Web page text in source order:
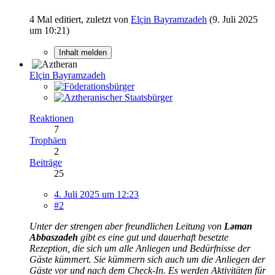
4 Mal editiert, zuletzt von Elçin Bayramzadeh (9. Juli 2025
um 10:21)
Inhalt melden
Elçin Bayramzadeh
Reaktionen
7
Trophäen
2
Beiträge
25
4. Juli 2025 um 12:23
#2
Unter der strengen aber freundlichen Leitung von Ləman
Abbaszadeh gibt es eine gut und dauerhaft besetzte
Rezeption, die sich um alle Anliegen und Bedürfnisse der
Gäste kümmert. Sie kümmern sich auch um die Anliegen der
Gäste vor und nach dem Check-In. Es werden Aktivitäten für